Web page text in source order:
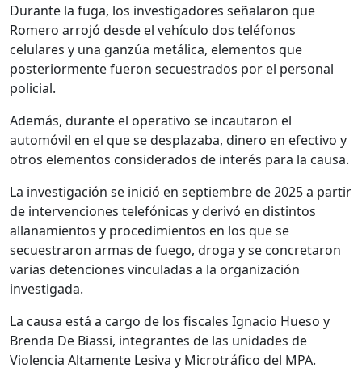
Durante la fuga, los investigadores señalaron que
Romero arrojó desde el vehículo dos teléfonos
celulares y una ganzúa metálica, elementos que
posteriormente fueron secuestrados por el personal
policial.
Además, durante el operativo se incautaron el
automóvil en el que se desplazaba, dinero en efectivo y
otros elementos considerados de interés para la causa.
La investigación se inició en septiembre de 2025 a partir
de intervenciones telefónicas y derivó en distintos
allanamientos y procedimientos en los que se
secuestraron armas de fuego, droga y se concretaron
varias detenciones vinculadas a la organización
investigada.
La causa está a cargo de los fiscales Ignacio Hueso y
Brenda De Biassi, integrantes de las unidades de
Violencia Altamente Lesiva y Microtráfico del MPA.